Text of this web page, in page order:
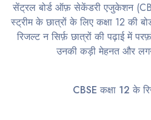
सेंट्रल बोर्ड ऑफ़ सेकेंडरी एजुकेशन
स्ट्रीम के छात्रों के लिए कक्षा 12 की
रिजल्ट न सिर्फ़ छात्रों की पढ़ाई में
उनकी कड़ी मेहनत और
CBSE कक्षा 12 के